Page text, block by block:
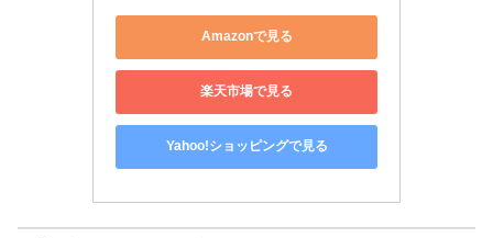
Amazonで見る
楽天市場で見る
Yahoo!ショッピングで見る